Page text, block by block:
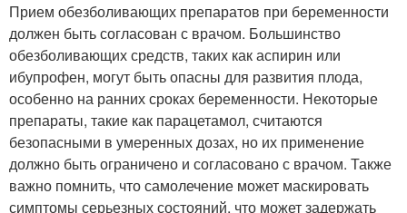
Прием обезболивающих препаратов при беременности
должен быть согласован с врачом. Большинство
обезболивающих средств, таких как аспирин или
ибупрофен, могут быть опасны для развития плода,
особенно на ранних сроках беременности. Некоторые
препараты, такие как парацетамол, считаются
безопасными в умеренных дозах, но их применение
должно быть ограничено и согласовано с врачом. Также
важно помнить, что самолечение может маскировать
симптомы серьезных состояний, что может задержать